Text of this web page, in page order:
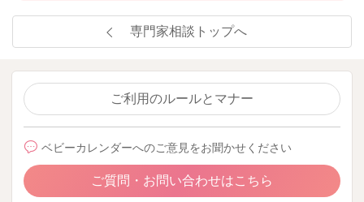
専門家相談トップへ
ご利用のルールとマナー
ベビーカレンダーへのご意見をお聞かせください
ご質問・お問い合わせはこちら